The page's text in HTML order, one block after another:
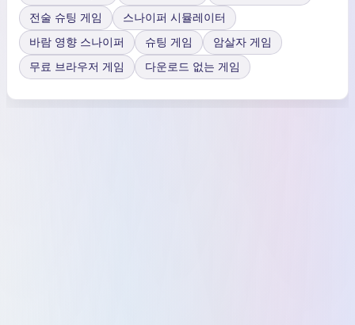
전술 슈팅 게임
스나이퍼 시뮬레이터
바람 영향 스나이퍼
슈팅 게임
암살자 게임
무료 브라우저 게임
다운로드 없는 게임